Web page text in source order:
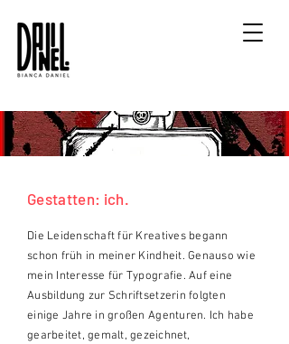
Gestatten: ich.
Die Leidenschaft für Kreatives begann
schon früh in meiner Kindheit. Genauso wie
mein Interesse für Typografie. Auf eine
Ausbildung zur Schriftsetzerin folgten
einige Jahre in großen Agenturen. Ich habe
gearbeitet, gemalt,gezeichnet,